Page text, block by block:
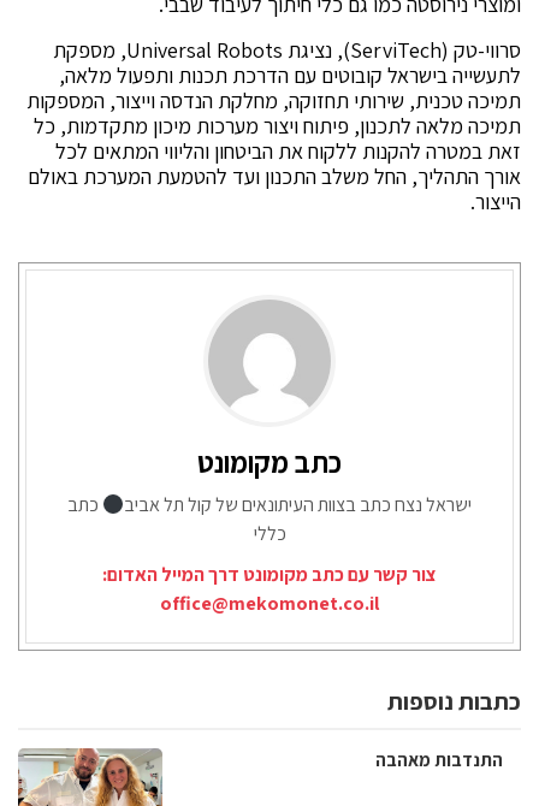
סרווי-טק (ServiTech), נציגת Universal Robots, מספקת
לתעשייה בישראל קובוטים עם הדרכת תכנות ותפעול מלאה,
תמיכה טכנית, שירותי תחזוקה, מחלקת הנדסה וייצור, המספקות
תמיכה מלאה לתכנון, פיתוח ויצור מערכות מיכון מתקדמות, כל
זאת במטרה להקנות ללקוח את הביטחון והליווי המתאים לכל
אורך התהליך, החל משלב התכנון ועד להטמעת המערכת באולם
הייצור.
כתב מקומונט
ישראל נצח כתב בצוות העיתונאים של קול תל אביב
כתב
כללי
צור קשר עם כתב מקומונט דרך המייל האדום:
office@mekomonet.co.il
כתבות נוספות
התנדבות מאהבה